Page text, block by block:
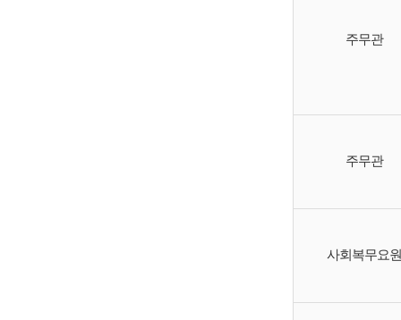
주무관
주무관
사회복무요원